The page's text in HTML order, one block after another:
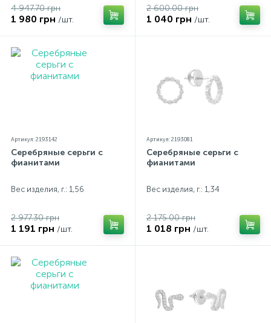
4 947.70 грн
1 980 грн /шт.
2 600.00 грн
1 040 грн /шт.
Артикул: 2193142
Серебряные серьги с
фианитами
Вес изделия, г.: 1,56
2 977.30 грн
1 191 грн /шт.
Артикул: 2193081
Серебряные серьги с
фианитами
Вес изделия, г.: 1,34
2 175.00 грн
1 018 грн /шт.